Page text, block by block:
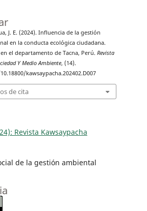
J. E. (2024). Influencia de la gestión
en la conducta ecológica ciudadana.
el departamento de Tacna, Perú. Revista
Y Medio Ambiente, (14).
kawsaypacha.202402.D007
de cita
Revista Kawsaypacha
de la gestión ambiental